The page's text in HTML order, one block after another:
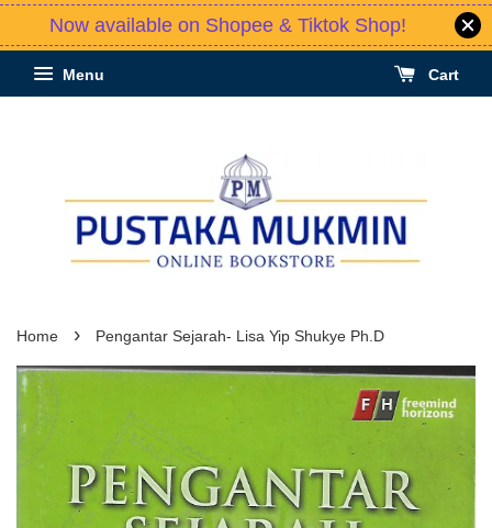
Now available on Shopee & Tiktok Shop!
Menu Cart
Home › Pengantar Sejarah- Lisa Yip Shukye Ph.D